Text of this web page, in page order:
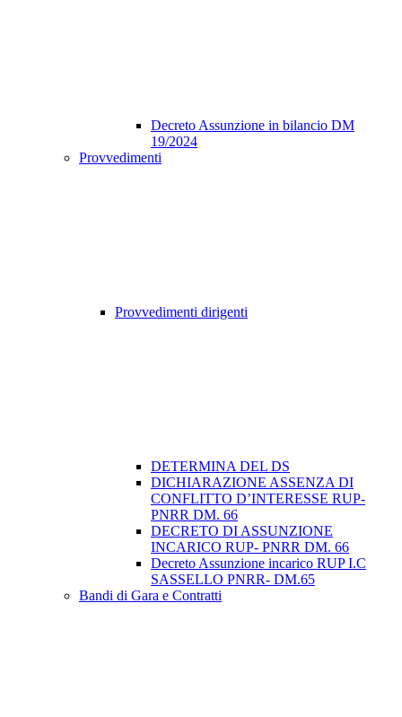
Decreto Assunzione in bilancio DM
19/2024
Provvedimenti
Provvedimenti dirigenti
DETERMINA DEL DS
DICHIARAZIONE ASSENZA DI
CONFLITTO D’INTERESSE RUP-
PNRR DM. 66
DECRETO DI ASSUNZIONE
INCARICO RUP- PNRR DM. 66
Decreto Assunzione incarico RUP I.C
SASSELLO PNRR- DM.65
Bandi di Gara e Contratti